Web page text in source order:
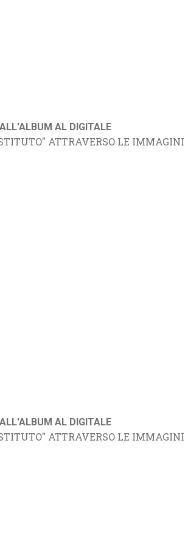
AL DIGITALE
ATTRAVERSO LE IMMAGINI
AL DIGITALE
ATTRAVERSO LE IMMAGINI